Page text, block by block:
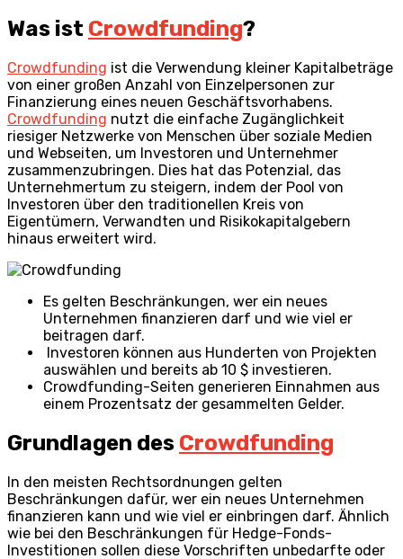
Was ist Crowdfunding?
Crowdfunding ist die Verwendung kleiner Kapitalbeträge
von einer großen Anzahl von Einzelpersonen zur
Finanzierung eines neuen Geschäftsvorhabens.
Crowdfunding nutzt die einfache Zugänglichkeit
riesiger Netzwerke von Menschen über soziale Medien
und Webseiten, um Investoren und Unternehmer
zusammenzubringen. Dies hat das Potenzial, das
Unternehmertum zu steigern, indem der Pool von
Investoren über den traditionellen Kreis von
Eigentümern, Verwandten und Risikokapitalgebern
hinaus erweitert wird.
Es gelten Beschränkungen, wer ein neues
Unternehmen finanzieren darf und wie viel er
beitragen darf.
Investoren können aus Hunderten von Projekten
auswählen und bereits ab 10 $ investieren.
Crowdfunding-Seiten generieren Einnahmen aus
einem Prozentsatz der gesammelten Gelder.
Grundlagen des Crowdfunding
In den meisten Rechtsordnungen gelten
Beschränkungen dafür, wer ein neues Unternehmen
finanzieren kann und wie viel er einbringen darf. Ähnlich
wie bei den Beschränkungen für Hedge-Fonds-
Investitionen sollen diese Vorschriften unbedarfte oder